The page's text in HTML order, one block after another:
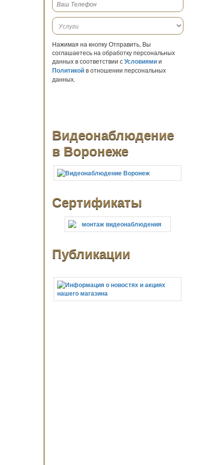
Нажимая на кнопку Отправить, Вы
соглашаетесь на обработку персональных
данных в соответствии сУсловиямии
Политикойв отношении персональных
данных.
Видеонаблюдение
в Воронеже
Сертификаты
Публикации